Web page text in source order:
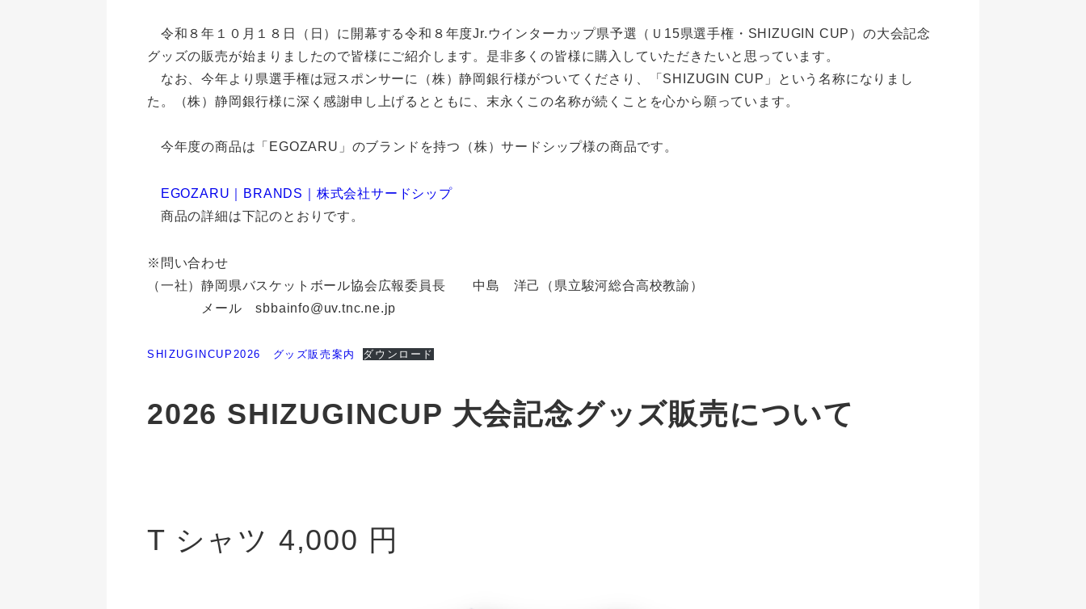
令和８年１０月１８日（日）に開幕する令和８年度Jr.ウインターカップ県予選（Ｕ15県選手権・SHIZUGIN CUP）の大会記念
グッズの販売が始まりましたので皆様にご紹介します。是非多くの皆様に購入していただきたいと思っています。
なお、今年より県選手権は冠スポンサーに（株）静岡銀行様がついてくださり、「SHIZUGIN CUP」という名称になりまし
た。（株）静岡銀行様に深く感謝申し上げるとともに、末永くこの名称が続くことを心から願っています。
今年度の商品は「EGOZARU」のブランドを持つ（株）サードシップ様の商品です。
EGOZARU｜BRANDS｜株式会社サードシップ
商品の詳細は下記のとおりです。
※問い合わせ
（一社）静岡県バスケットボール協会広報委員長 中島 洋己（県立駿河総合高校教諭）
メール sbbainfo@uv.tnc.ne.jp
SHIZUGINCUP2026 グッズ販売案内 ダウンロード
2026 SHIZUGINCUP 大会記念グッズ販売について
T シャツ 4,000 円